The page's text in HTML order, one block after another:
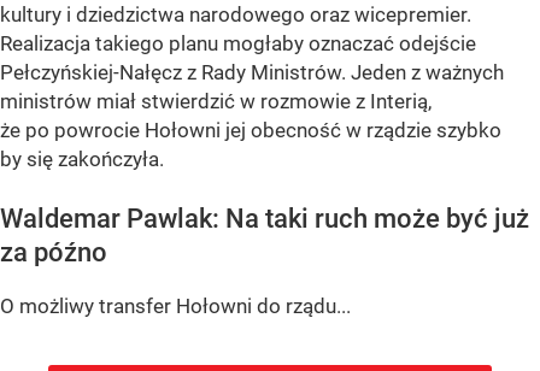
kultury i dziedzictwa narodowego oraz wicepremier.
Realizacja takiego planu mogłaby oznaczać odejście
Pełczyńskiej-Nałęcz z Rady Ministrów. Jeden z ważnych
ministrów miał stwierdzić w rozmowie z Interią,
że po powrocie Hołowni jej obecność w rządzie szybko
by się zakończyła.
Waldemar Pawlak: Na taki ruch może być już
za późno
O możliwy transfer Hołowni do rządu...